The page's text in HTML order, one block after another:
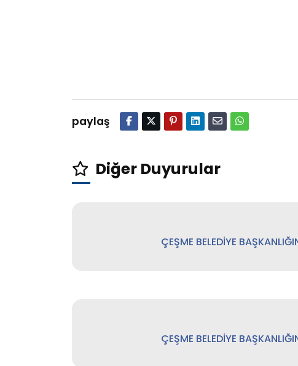
paylaş
Diğer Duyurular
ÇEŞME BELEDİYE
ÇEŞME BELEDİYE